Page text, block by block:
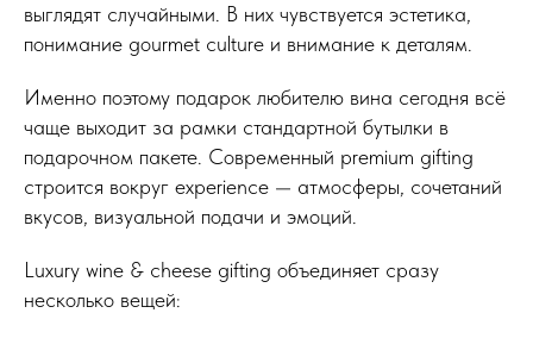
выглядят случайными. В них чувствуется эстетика,
понимание gourmet culture и внимание к деталям.
Именно поэтому подарок любителю вина сегодня всё
чаще выходит за рамки стандартной бутылки в
подарочном пакете. Современный premium gifting
строится вокруг experience — атмосферы, сочетаний
вкусов, визуальной подачи и эмоций.
Luxury wine & cheese gifting объединяет сразу
несколько вещей: